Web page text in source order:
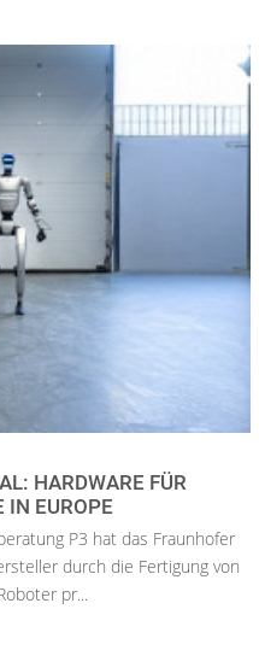
HARDWARE FÜR
IN EUROPE
P3 hat das Fraunhofer
durch die Fertigung von
pr...